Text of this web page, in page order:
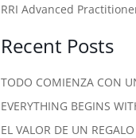
RRI Advanced
Recent Posts
TODO COMIENZA CON
EVERYTHING BEGINS
EL VALOR DE UN